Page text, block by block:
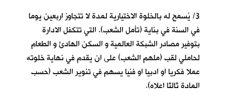
3/ يُسمح له بالخلوة الاختيارية لمدة لا تتجاوز اربعين يوما
في السنة في بناية (تأمل الشعب). التي تتكفل الادارة
بتوفير مصادر الشبكة العالمية و السكن الهادئ و الطعام
لحاملي لقب (ملهم الشعب) على ان يقدم في نهاية خلوته
عملا فكريا او ادبيا او فنيا يسهم في تنوير الشعب (حسب
المادة ثالثا اعلاه).